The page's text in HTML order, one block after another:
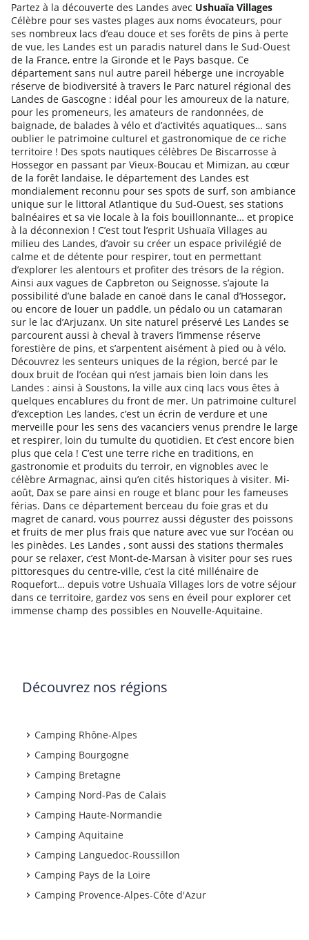
Partez à la découverte des Landes avec Ushuaïa Villages
Célèbre pour ses vastes plages aux noms évocateurs, pour
ses nombreux lacs d’eau douce et ses forêts de pins à perte
de vue, les Landes est un paradis naturel dans le Sud-Ouest
de la France, entre la Gironde et le Pays basque. Ce
département sans nul autre pareil héberge une incroyable
réserve de biodiversité à travers le Parc naturel régional des
Landes de Gascogne : idéal pour les amoureux de la nature,
pour les promeneurs, les amateurs de randonnées, de
baignade, de balades à vélo et d’activités aquatiques… sans
oublier le patrimoine culturel et gastronomique de ce riche
territoire ! Des spots nautiques célèbres De Biscarrosse à
Hossegor en passant par Vieux-Boucau et Mimizan, au cœur
de la forêt landaise, le département des Landes est
mondialement reconnu pour ses spots de surf, son ambiance
unique sur le littoral Atlantique du Sud-Ouest, ses stations
balnéaires et sa vie locale à la fois bouillonnante… et propice
à la déconnexion ! C’est tout l’esprit Ushuaïa Villages au
milieu des Landes, d’avoir su créer un espace privilégié de
calme et de détente pour respirer, tout en permettant
d’explorer les alentours et profiter des trésors de la région.
Ainsi aux vagues de Capbreton ou Seignosse, s’ajoute la
possibilité d’une balade en canoë dans le canal d’Hossegor,
ou encore de louer un paddle, un pédalo ou un catamaran
sur le lac d’Arjuzanx. Un site naturel préservé Les Landes se
parcourent aussi à cheval à travers l’immense réserve
forestière de pins, et s’arpentent aisément à pied ou à vélo.
Découvrez les senteurs uniques de la région, bercé par le
doux bruit de l’océan qui n’est jamais bien loin dans les
Landes : ainsi à Soustons, la ville aux cinq lacs vous êtes à
quelques encablures du front de mer. Un patrimoine culturel
d’exception Les landes, c’est un écrin de verdure et une
merveille pour les sens des vacanciers venus prendre le large
et respirer, loin du tumulte du quotidien. Et c’est encore bien
plus que cela ! C’est une terre riche en traditions, en
gastronomie et produits du terroir, en vignobles avec le
célèbre Armagnac, ainsi qu’en cités historiques à visiter. Mi-
août, Dax se pare ainsi en rouge et blanc pour les fameuses
férias. Dans ce département berceau du foie gras et du
magret de canard, vous pourrez aussi déguster des poissons
et fruits de mer plus frais que nature avec vue sur l’océan ou
les pinèdes. Les Landes , sont aussi des stations thermales
pour se relaxer, c’est Mont-de-Marsan à visiter pour ses rues
pittoresques du centre-ville, c’est la cité millénaire de
Roquefort… depuis votre Ushuaïa Villages lors de votre séjour
dans ce territoire, gardez vos sens en éveil pour explorer cet
immense champ des possibles en Nouvelle-Aquitaine.
Découvrez nos régions
Camping Rhône-Alpes
Camping Bourgogne
Camping Bretagne
Camping Nord-Pas de Calais
Camping Haute-Normandie
Camping Aquitaine
Camping Languedoc-Roussillon
Camping Pays de la Loire
Camping Provence-Alpes-Côte d'Azur